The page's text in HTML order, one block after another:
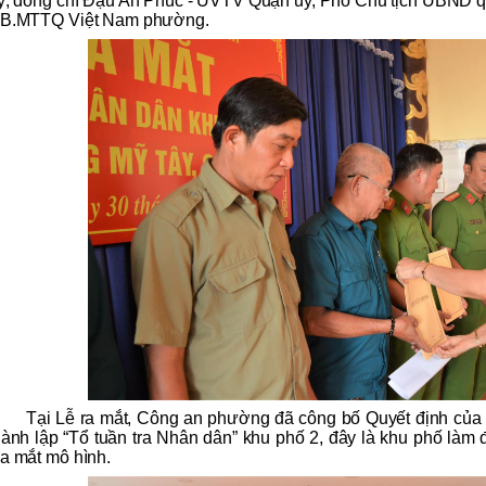
Việt Nam phường.
Tại Lễ ra mắt, Công an phường đã công bố Quyết định
lập “Tổ tuần tra Nhân dân” khu phố 2, đây là khu phố
mắt mô hình.